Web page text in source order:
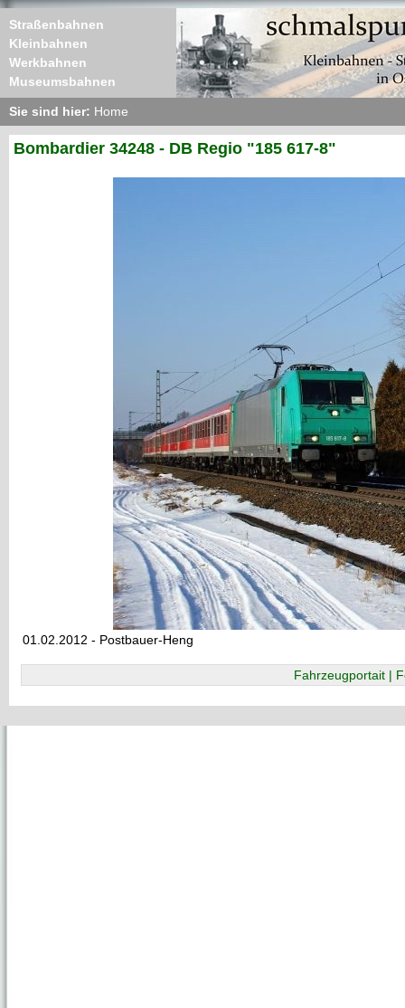
Straßenbahnen
Kleinbahnen
Werkbahnen
Museumsbahnen
Sie sind hier: Home
Bombardier 34248 - DB Regio "185 617-8"
01.02.2012 - Postbauer-Heng
Fahrzeugportait |